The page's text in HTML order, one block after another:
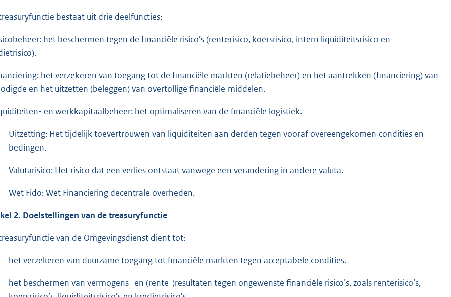
bestaat uit drie deelfuncties:
het beschermen tegen de financiële risico’s (renterisico, koersrisico, intern liquiditeitsrisico en
het verzekeren van toegang tot de financiële markten (relatiebeheer) en het aantrekken (financiering) van
en het uitzetten (beleggen) van overtollige financiële middelen.
en werkkapitaalbeheer: het optimaliseren van de financiële logistiek.
Uitzetting: Het tijdelijk toevertrouwen van liquiditeiten aan derden tegen vooraf overeengekomen condities en
bedingen.
Valutarisico: Het risico dat een verlies ontstaat vanwege een verandering in andere valuta.
Wet Fido: Wet Financiering decentrale overheden.
2. Doelstellingen van de treasuryfunctie
van de Omgevingsdienst dient tot:
het verzekeren van duurzame toegang tot financiële markten tegen acceptabele condities.
het beschermen van vermogens- en (rente-)resultaten tegen ongewenste financiële risico’s, zoals renterisico’s,